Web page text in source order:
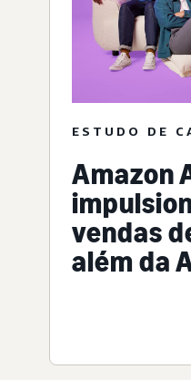
ESTUDO DE
Amazon
vendas
além da